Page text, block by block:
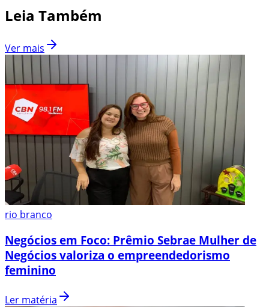
Leia Também
Ver mais
rio branco
Negócios em Foco: Prêmio Sebrae Mulher de
Negócios valoriza o empreendedorismo
feminino
Ler matéria